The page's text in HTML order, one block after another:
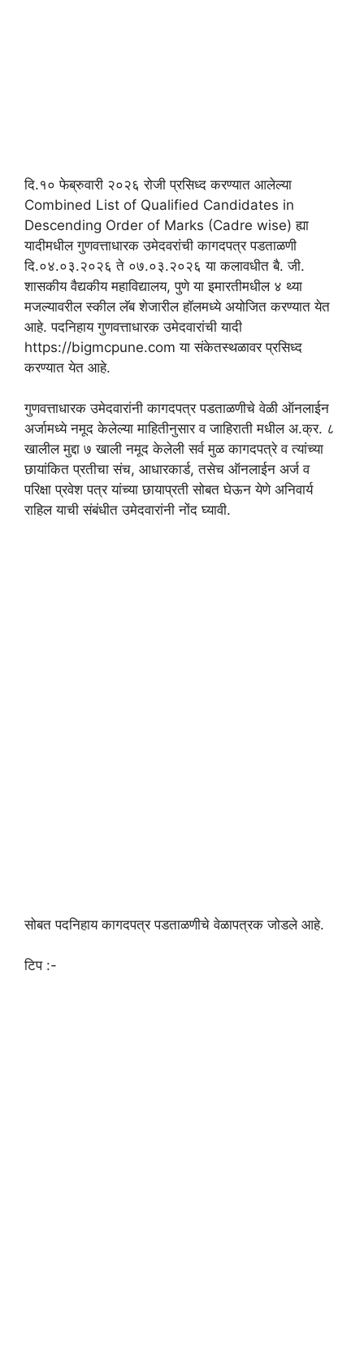
दि.१० फेब्रुवारी २०२६ रोजी प्रसिध्द करण्यात आलेल्या
Combined List of Qualified Candidates in
Descending Order of Marks (Cadre wise) ह्या
यादीमधील गुणवत्ताधारक उमेदवरांची कागदपत्र पडताळणी
दि.०४.०३.२०२६ ते ०७.०३.२०२६ या कलावधीत बै. जी.
शासकीय वैद्यकीय महाविद्यालय, पुणे या इमारतीमधील ४ थ्या
मजल्यावरील स्कील लॅब शेजारील हॉलमध्ये अयोजित करण्यात येत
आहे. पदनिहाय गुणवत्ताधारक उमेदवारांची यादी
https://bigmcpune.com या संकेतस्थळावर प्रसिध्द
करण्यात येत आहे.
गुणवत्ताधारक उमेदवारांनी कागदपत्र पडताळणीचे वेळी ऑनलाईन
अर्जामध्ये नमूद केलेल्या माहितीनुसार व जाहिराती मधील अ.क्र. ८
खालील मुद्दा ७ खाली नमूद केलेली सर्व मुळ कागदपत्रे व त्यांच्या
छायांकित प्रतीचा संच, आधारकार्ड, तसेच ऑनलाईन अर्ज व
परिक्षा प्रवेश पत्र यांच्या छायाप्रती सोबत घेऊन येणे अनिवार्य
राहिल याची संबंधीत उमेदवारांनी नोंद घ्यावी.
सोबत पदनिहाय कागदपत्र पडताळणीचे वेळापत्रक जोडले आहे.
टिप :-